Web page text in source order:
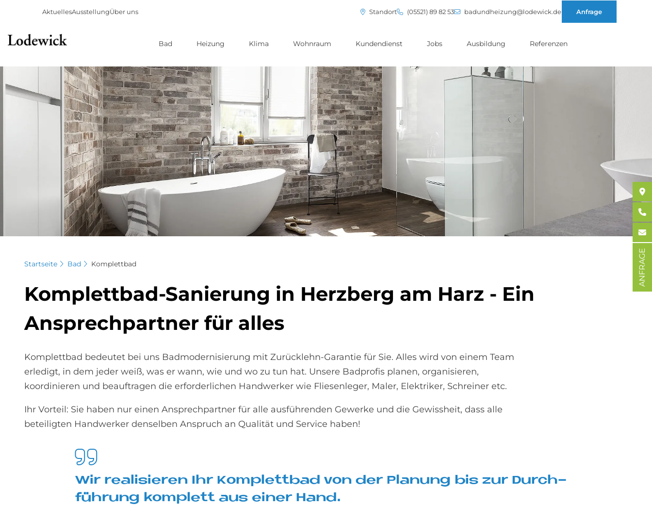
Inhalt
AktuellesAusstellungÜber uns Standort (05521) 89 82 53 badundheizung@lodewick.de Anfrage
Bad Heizung Klima Wohnraum Kundendienst Jobs Ausbildung Referenzen
Startseite Bad Komplettbad
Kom­plett­bad-Sa­nie­rung in Herz­berg am Harz - Ein
An­sprech­part­ner für al­les
Komplettbad bedeutet bei uns Badmodernisierung mit Zurücklehn-Garantie für Sie. Alles wird von einem Team
erledigt, in dem jeder weiß, was er wann, wie und wo zu tun hat. Unsere Badprofis planen, organisieren,
koordinieren und beauftragen die erforderlichen Handwerker wie Fliesenleger, Maler, Elektriker, Schreiner etc.
Ihr Vorteil: Sie haben nur einen Ansprechpartner für alle ausführenden Gewerke und die Gewissheit, dass alle
beteiligten Handwerker denselben Anspruch an Qualität und Service haben!
Wir rea­li­sie­ren Ihr Kom­plett­bad von der Pla­nung bis zur Durch­
füh­rung kom­ple­tt aus ei­ner Hand.
ANFRAGE